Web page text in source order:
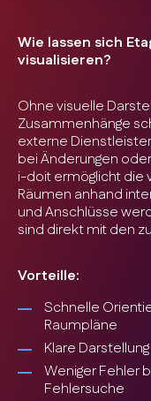
Wie lassen sich
visualisieren?
Ohne visuelle
Zusammenhänge
externe
bei Änderungen
i-doit ermöglicht die
Räumen anhand
und Anschlüsse
sind direkt mit den
Vorteille:
Schnelle
Raumpläne
Klare
Weniger Fehler
Fehlersuche